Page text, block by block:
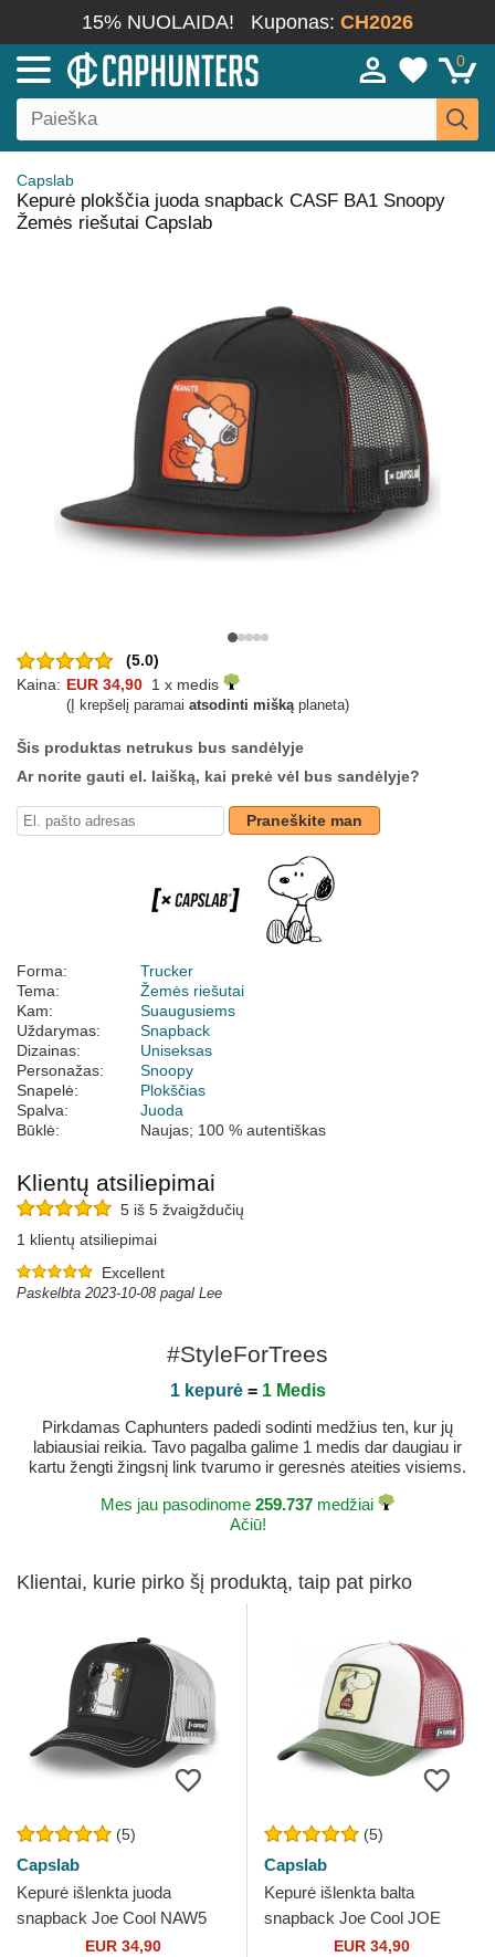
15% NUOLAIDA! Kuponas: CH2026
0
Capslab
Kepurė plokščia juoda snapback CASF BA1 Snoopy
Žemės riešutai Capslab
(5.0)
Kaina: EUR 34,90 1 x medis
(Į krepšelį paramai atsodinti miškąplaneta)
Šis produktas netrukus bus sandėlyje
Ar norite gauti el. laišką, kai prekė vėl bus sandėlyje?
Praneškite man
Forma:
Trucker
Tema:
Žemės riešutai
Kam:
Suaugusiems
Uždarymas:
Snapback
Dizainas:
Uniseksas
Personažas:
Snoopy
Snapelė:
Plokščias
Spalva:
Juoda
Būklė:
Naujas; 100 % autentiškas
Klientų atsiliepimai
5 iš 5 žvaigždučių
1 klientų atsiliepimai
Excellent
Paskelbta 2023-10-08 pagal Lee
#StyleForTrees
1 kepurė= 1 Medis
Pirkdamas Caphunters padedi sodinti medžius ten, kur jų
labiausiai reikia. Tavo pagalba galime 1 medis dar daugiau ir
kartu žengti žingsnį link tvarumo ir geresnės ateities visiems.
Mes jau pasodinome 259.737 medžiai
Ačiū!
Klientai, kurie pirko šį produktą, taip pat pirko
(5)
Capslab
Kepurė išlenkta juoda
snapback Joe Cool NAW5
Snoopy Žemės riešutai
EUR 34,90
(5)
Capslab
Kepurė išlenkta balta
snapback Joe Cool JOE
Snoopy Žemės riešutai
EUR 34,90